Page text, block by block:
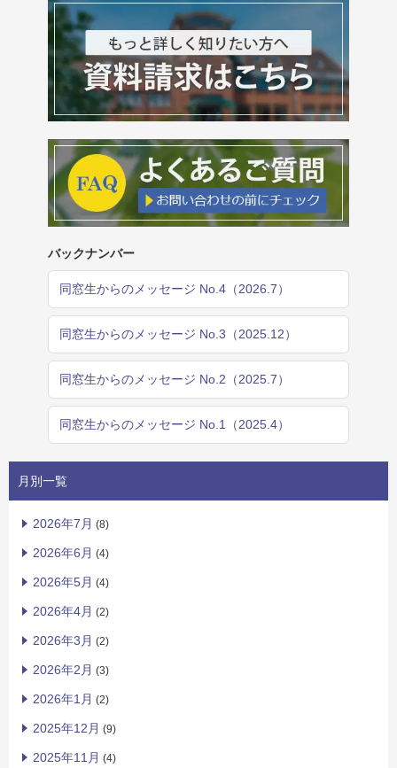
バックナンバー
同窓生からのメッセージ No.4（2026.7）
同窓生からのメッセージ No.3（2025.12）
同窓生からのメッセージ No.2（2025.7）
同窓生からのメッセージ No.1（2025.4）
月別一覧
2026年7月 (8)
2026年6月 (4)
2026年5月 (4)
2026年4月 (2)
2026年3月 (2)
2026年2月 (3)
2026年1月 (2)
2025年12月 (9)
2025年11月 (4)